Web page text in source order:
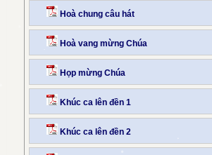
Hoà chung câu hát
Hoà vang mừng Chúa
Họp mừng Chúa
Khúc ca lên đền 1
Khúc ca lên đền 2